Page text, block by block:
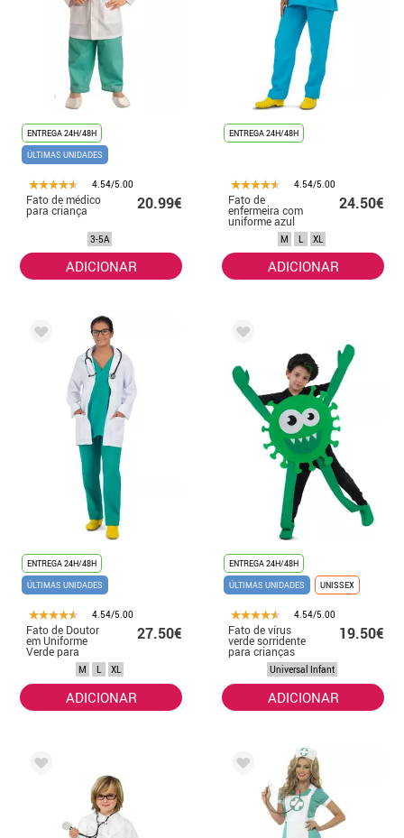
ENTREGA 24H/48H
ÚLTIMAS UNIDADES
4.54/5.00
Fato de médico
para criança 20.99€
3-5A
ADICIONAR
ENTREGA 24H/48H
4.54/5.00
Fato de
enfermeira com
uniforme azul
para mulher
24.50€
M L XL
ADICIONAR
ENTREGA 24H/48H
ÚLTIMAS UNIDADES
4.54/5.00
Fato de Doutor
em Uniforme
Verde para
mulher
27.50€
M L XL
ADICIONAR
ENTREGA 24H/48H
ÚLTIMAS UNIDADES
UNISSEX
4.54/5.00
Fato de vírus
verde sorridente
para crianças
19.50€
Universal Infant
ADICIONAR